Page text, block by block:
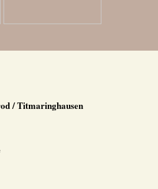
/ Titmaringhausen